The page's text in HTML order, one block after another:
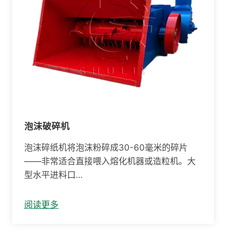
泡沫破碎机
泡沫碎纸机将泡沫粉碎成30-60毫米的碎片
——非常适合直接喂入熔化机器或造粒机。大
型水平进料口…
阅读更多